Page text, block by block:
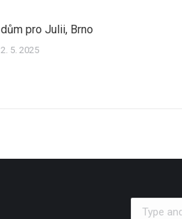
dům pro Julii, Brno
2. 5. 2025
Search: